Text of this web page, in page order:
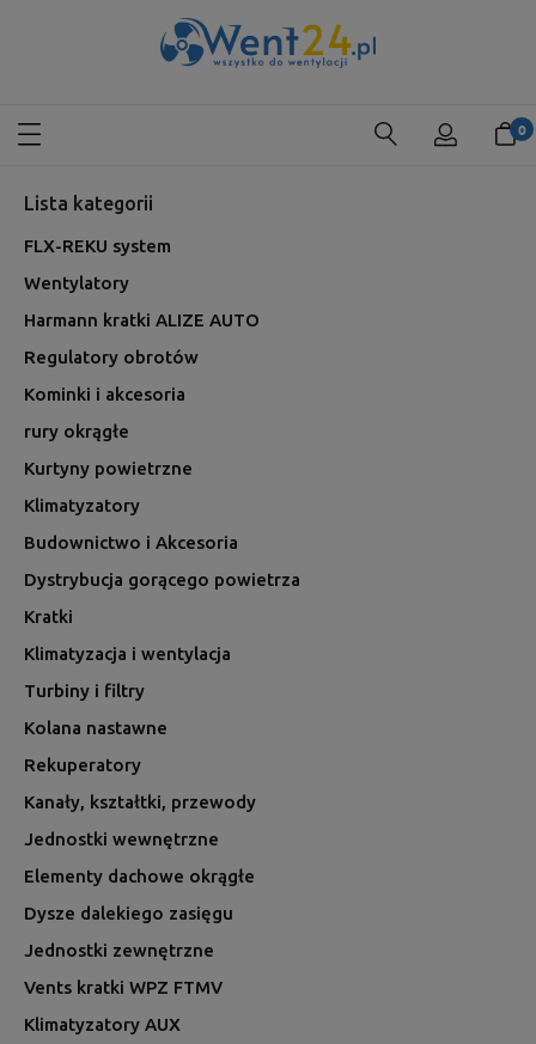
Lista kategorii
FLX-REKU system
Wentylatory
Harmann kratki ALIZE AUTO
Regulatory obrotów
Kominki i akcesoria
rury okrągłe
Kurtyny powietrzne
Klimatyzatory
Budownictwo i Akcesoria
Dystrybucja gorącego powietrza
Kratki
Klimatyzacja i wentylacja
Turbiny i filtry
Kolana nastawne
Rekuperatory
Kanały, kształtki, przewody
Jednostki wewnętrzne
Elementy dachowe okrągłe
Dysze dalekiego zasięgu
Jednostki zewnętrzne
Vents kratki WPZ FTMV
Klimatyzatory AUX